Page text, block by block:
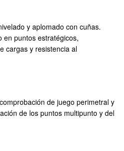
y aplomado con cuñas.
en puntos estratégicos,
cargas y resistencia al
de juego perimetral y
de los puntos multipunto y del